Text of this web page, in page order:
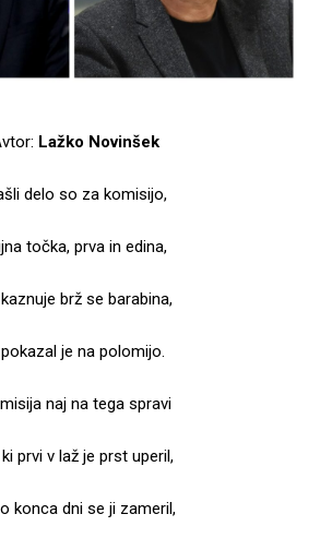
Lažko Novinšek
delo so za komisijo,
točka, prva in edina,
brž se barabina,
je na polomijo.
naj na tega spravi
prvi v laž je prst uperil,
konca dni se ji zameril,